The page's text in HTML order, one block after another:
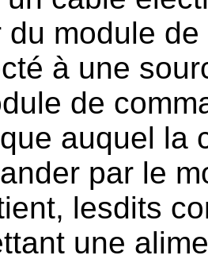
du module
à une
de
auquel la
par le
lesdits
une